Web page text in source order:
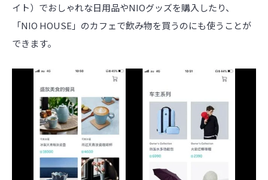
イト）でおしゃれな日用品やNIOグッズを購入したり、
「NIO HOUSE」のカフェで飲み物を買うのにも使うことが
できます。